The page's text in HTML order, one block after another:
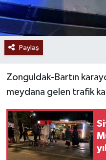
Paylaş
Zonguldak-Bartın
meydana gelen trafik